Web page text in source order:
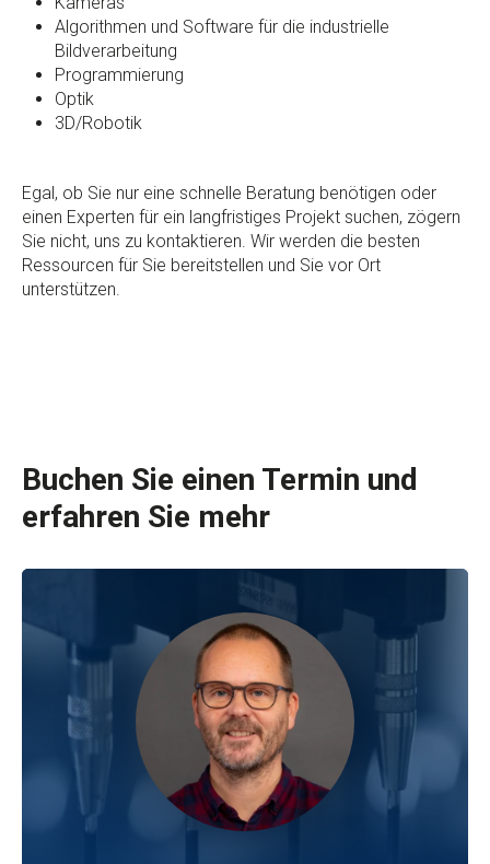
Algorithmen und Software für die industrielle
Bildverarbeitung
Programmierung
Optik
3D/Robotik
Egal, ob Sie nur eine schnelle Beratung benötigen oder
einen Experten für ein langfristiges Projekt suchen, zögern
Sie nicht, uns zu kontaktieren. Wir werden die besten
Ressourcen für Sie bereitstellen und Sie vor Ort
unterstützen.
Buchen Sie einen Termin und
erfahren Sie mehr